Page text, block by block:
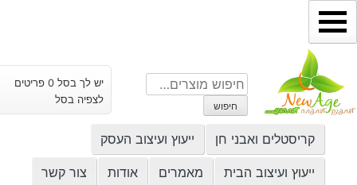
דילוג
לתוכן
חיפוש
עבור:
חיפוש
יש לך בסל 0 פריטים
לצפיה בסל
קריסטלים ואבני חן ייעוץ ועיצוב העסק
ייעוץ ועיצוב הבית מאמרים אודות צור קשר